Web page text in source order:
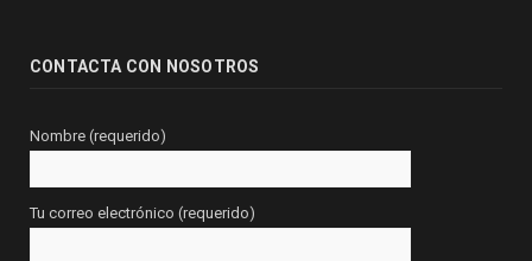
CONTACTA CON NOSOTROS
Nombre (requerido)
Tu correo electrónico (requerido)